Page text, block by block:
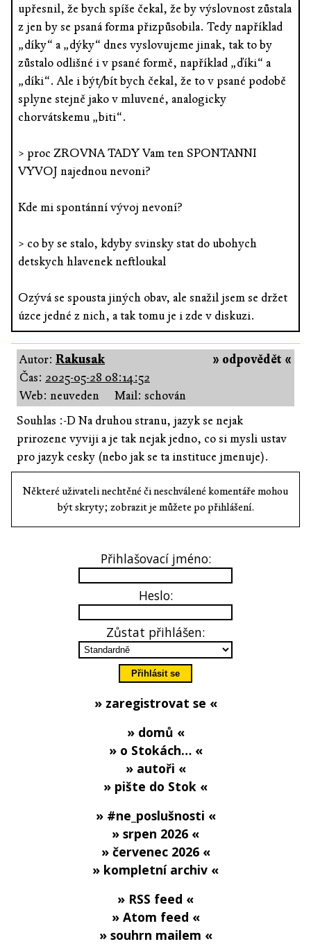
upřesnil, že bych spíše čekal, že by výslovnost zůstala
z jen by se psaná forma přizpůsobila. Tedy například
„díky“ a „dýky“ dnes vyslovujeme jinak, tak to by
zůstalo odlišné i v psané formě, například „ďíki“ a
„díki“. Ale i být/bít bych čekal, že to v psané podobě
splyne stejně jako v mluvené, analogicky
chorvátskemu „biti“.
> proc ZROVNA TADY Vam ten SPONTANNI
VYVOJ najednou nevoni?
Kde mi spontánní vývoj nevoní?
> co by se stalo, kdyby svinsky stat do ubohych
detskych hlavenek neftloukal
Ozývá se spousta jiných obav, ale snažil jsem se držet
úzce jedné z nich, a tak tomu je i zde v diskuzi.
» odpovědět «
Autor: Rakusak
Čas: 2025-05-28 08:14:52
Web: neuveden
Mail: schován
Souhlas :-D Na druhou stranu, jazyk se nejak
prirozene vyviji a je tak nejak jedno, co si mysli ustav
pro jazyk cesky (nebo jak se ta instituce jmenuje).
Některé uživateli nechtěné či neschválené komentáře mohou
být skryty; zobrazit je můžete po přihlášení.
Přihlašovací jméno:
Heslo:
Zůstat přihlášen:
» zaregistrovat se «
» domů «
» o Stokách… «
» autoři «
» pište do Stok «
» #ne_poslušnosti «
» srpen 2026 «
» červenec 2026 «
» kompletní archiv «
» RSS feed «
» Atom feed «
» souhrn mailem «